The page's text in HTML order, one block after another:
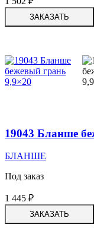
ЗАКАЗАТЬ
19043 Бланше
БЛАНШЕ
Под заказ
1 445 ₽
ЗАКАЗАТЬ